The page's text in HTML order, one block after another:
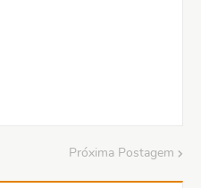
Próxima Postagem